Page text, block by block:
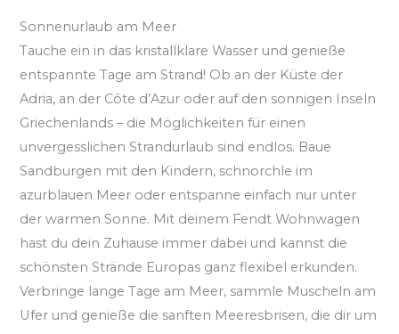
Sonnenurlaub am Meer
Tauche ein in das kristallklare Wasser und genieße
entspannte Tage am Strand! Ob an der Küste der
Adria, an der Côte d’Azur oder auf den sonnigen Inseln
Griechenlands – die Möglichkeiten für einen
unvergesslichen Strandurlaub sind endlos. Baue
Sandburgen mit den Kindern, schnorchle im
azurblauen Meer oder entspanne einfach nur unter
der warmen Sonne. Mit deinem Fendt Wohnwagen
hast du dein Zuhause immer dabei und kannst die
schönsten Strände Europas ganz flexibel erkunden.
Verbringe lange Tage am Meer, sammle Muscheln am
Ufer und genieße die sanften Meeresbrisen, die dir um